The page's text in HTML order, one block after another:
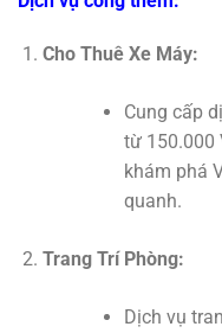
Cho Thuê Xe Máy:
Cung cấp
từ 150.000
khám phá
quanh.
Trang Trí Phòng:
Dịch vụ